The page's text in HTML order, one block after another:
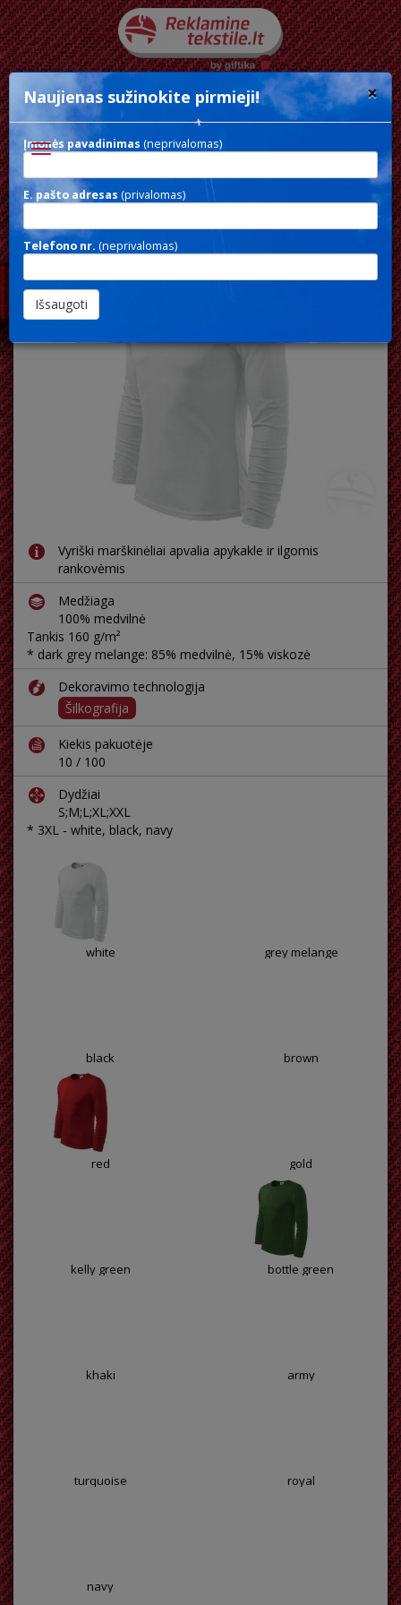
Toggle
MAN T-SHIRT LS
Vyriški marškinėliai apvalia apykakle ir ilgomis
rankovėmis
Medžiaga
100% medvilnė
Tankis 160 g/m²
* dark grey melange: 85% medvilnė, 15% viskozė
Dekoravimo technologija
Šilkografija
Kiekis pakuotėje
10 / 100
Dydžiai
S;M;L;XL;XXL
* 3XL - white, black, navy
white grey melange
black brown
red gold
kelly green bottle green
khaki army
turquoise royal
navy
×
Naujienas sužinokite pirmieji!
Įmonės pavadinimas (neprivalomas)
E. pašto adresas (privalomas)
Telefono nr. (neprivalomas)